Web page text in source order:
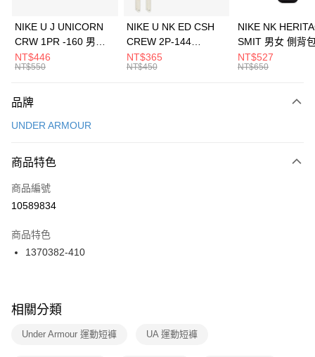
元大商業銀行
台灣樂天信用卡公司
全盈+PAY
AFTEE先享後付
【關於「AFTEE先享後付」】
便利好安心！
３．安心：先確認商品／服務後，再付款。
【「AFTEE先享後付」結帳流程】
１．於結帳方式選擇「AFTEE先享後付」後，將跳轉至「AFTEE先享後付」
２．訂單成立數日內，您將收到繳費通知簡訊。
３．收到繳費通知簡訊後14天內，點擊此簡訊中的連結，可透過四大超商／
ATM／網路銀行／等多元方式進行付款，方視為交易完成。
※ 交易是否成功請以「AFTEE先享後付 」之結帳頁面顯示為準，若有關於
是否繳費成功／繳費後需取消欲退款等相關疑問，請聯繫「AFTEE先享後付
客戶支援中心」https://netprotections.freshdesk.com/support/home
運送方式
每筆NT$100，滿NT$1,500(含以上)免運費
宅配
每筆NT$100，滿NT$1,500(含以上)免運費
付款後門市自取
每筆NT$100，滿NT$1,500(含以上)免運費
NIKE U J UNICORN
CRW 1PR -160 男女
中統襪 FZ3393100
NT$446
NT$550
NIKE U NK ED CSH
CREW 2P-144
EMBRDY 男女 短統襪
FZ3073133
NT$365
NT$450
NIKE NK
SMIT 男女 側背
BA5871010
NT$527
NT$650
品牌
UNDER ARMOUR
商品特色
商品編號
10589834
商品特色
1370382-410
相關分類
Under Armour 運動短褲 UA 運動短褲